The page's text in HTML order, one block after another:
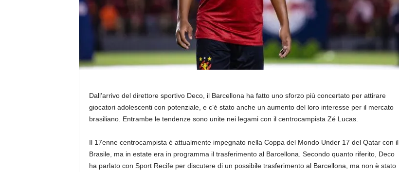
Dall’arrivo del direttore sportivo Deco, il Barcellona ha fatto uno sforzo più concertato per attirare
giocatori adolescenti con potenziale, e c’è stato anche un aumento del loro interesse per il mercato
brasiliano. Entrambe le tendenze sono unite nei legami con il centrocampista Zé Lucas.
Il 17enne centrocampista è attualmente impegnato nella Coppa del Mondo Under 17 del Qatar con il
Brasile, ma in estate era in programma il trasferimento al Barcellona. Secondo quanto riferito, Deco
ha parlato con Sport Recife per discutere di un possibile trasferimento al Barcellona, ​​​​ma non è stato